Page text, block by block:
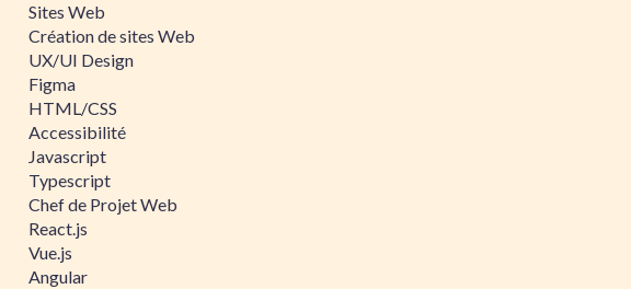
Sites Web
Création de sites Web
UX/UI Design
Figma
HTML/CSS
Accessibilité
Javascript
Typescript
Chef de Projet Web
React.js
Vue.js
Angular